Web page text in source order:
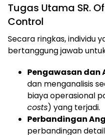
Tugas Utama SR.
Control
Secara ringkas, individu
bertanggung jawab
Pengawasan dan
dan menganalisis
biaya operasional
costs) yang terjadi.
Perbandingan
perbandingan